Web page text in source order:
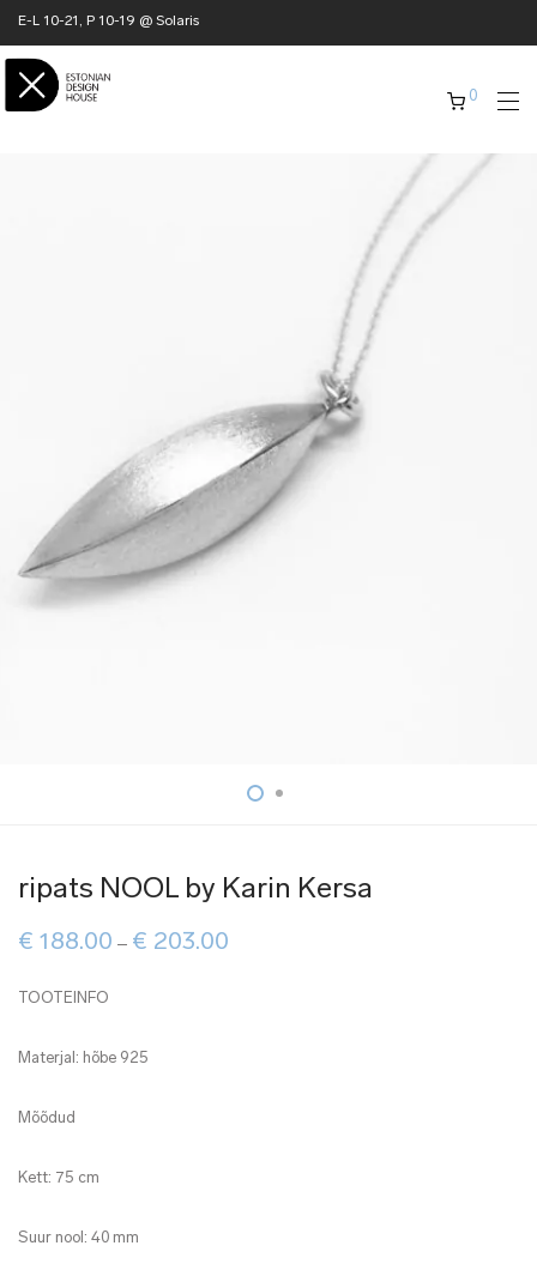
E-L 10-21, P 10-19 @ Solaris
0
ripats NOOL by Karin Kersa
€ 188.00 – € 203.00
TOOTEINFO
Materjal: hõbe 925
Mõõdud
Kett: 75 cm
Suur nool: 40 mm